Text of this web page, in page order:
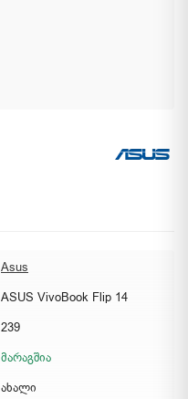
Asus
ASUS VivoBook Flip 14
239
მარაგშია
ახალი